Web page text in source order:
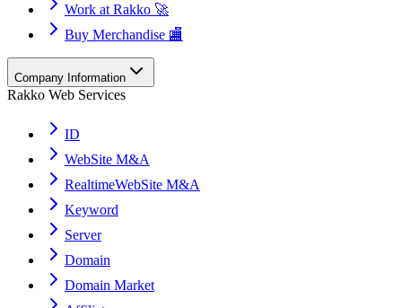
Work at Rakko 🚀
Buy Merchandise 🏬
Company Information
Rakko Web Services
ID
WebSite M&A
RealtimeWebSite M&A
Keyword
Server
Domain
Domain Market